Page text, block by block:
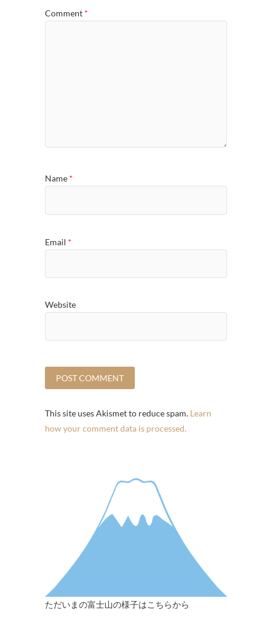
Comment *
Name *
Email *
Website
This site uses Akismet to reduce spam. Learn
how your comment data is processed.
ただいまの富士山の様子はこちらから